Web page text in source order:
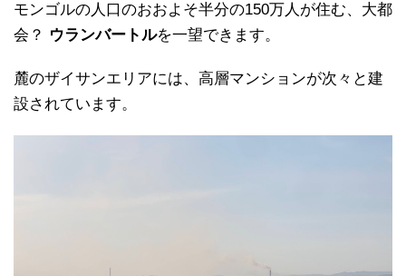
モンゴルの人口のおおよそ半分の150万人が住む、大都
会？ ウランバートルを一望できます。
麓のザイサンエリアには、高層マンションが次々と建
設されています。